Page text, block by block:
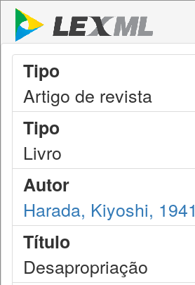
Tipo
Artigo de revista
Tipo
Livro
Autor
Harada, Kiyoshi, 1941
Título
Desapropriação